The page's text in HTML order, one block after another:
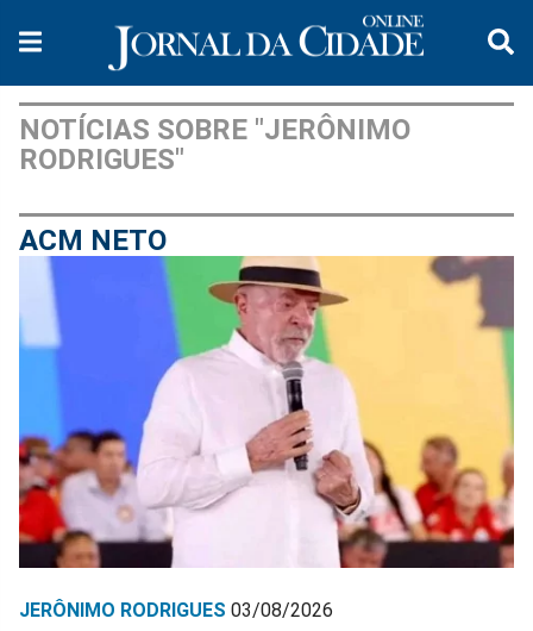
NOTÍCIAS SOBRE "JERÔNIMO
RODRIGUES"
ACM NETO
JERÔNIMO RODRIGUES 03/08/2026